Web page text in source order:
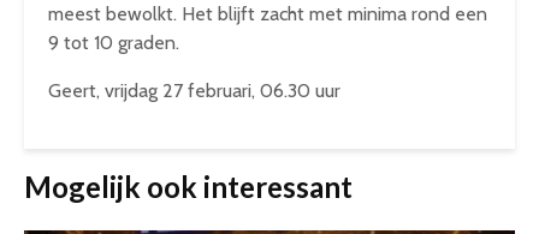
meest bewolkt. Het blijft zacht met minima rond een
9 tot 10 graden.
Geert, vrijdag 27 februari, 06.30 uur
Mogelijk ook interessant